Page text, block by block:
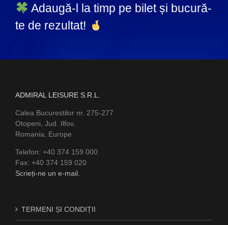
Adaugă-l la timp pe bilet și bucură-
te de rezultat!
ADMIRAL LEISURE S.R.L.
Calea Bucurestilor nr. 275-277
Otopeni, Jud. Ilfov,
Romania, Europe
Telefon: +40 374 159 000
Fax: +40 374 159 020
Scrieți-ne un e-mail.
TERMENI ȘI CONDIȚII